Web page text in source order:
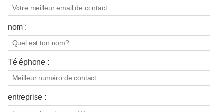
nom :
Téléphone :
entreprise :